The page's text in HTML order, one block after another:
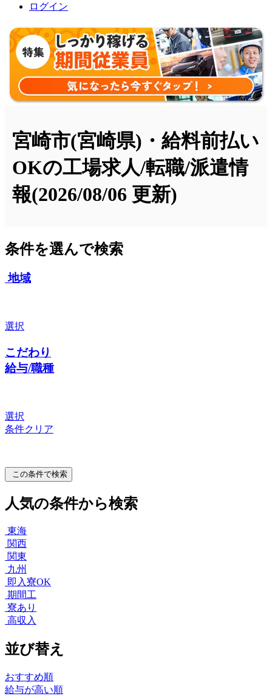
ログイン
宮崎市(宮崎県)・給料前払い
OKの工場求人/転職/派遣情
報(2026/08/06 更新)
条件を選んで検索
地域
選択
こだわり
給与/職種
選択
条件クリア
この条件で検索
人気の条件から検索
東海
関西
関東
九州
即入寮OK
期間工
寮あり
高収入
並び替え
おすすめ順
給与が高い順